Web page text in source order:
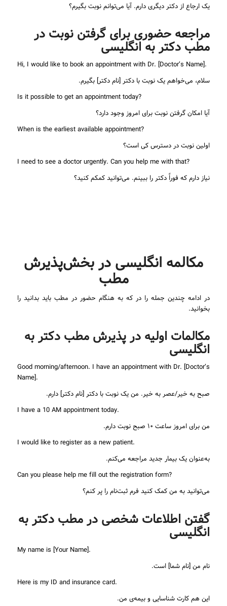
یک ارجاع از دکتر دیگری دارم. آیا می‌توانم نوبت بگیرم؟
مراجعه حضوری برای گرفتن نوبت در
مطب دکتر به انگلیسی
Hi, I would like to book an appointment with Dr. [Doctor’s Name].
سلام، می‌خواهم یک نوبت با دکتر [نام دکتر] بگیرم.
Is it possible to get an appointment today?
آیا امکان گرفتن نوبت برای امروز وجود دارد؟
When is the earliest available appointment?
اولین نوبت در دسترس کی است؟
I need to see a doctor urgently. Can you help me with that?
نیاز دارم که فوراً دکتر را ببینم. می‌توانید کمکم کنید؟
مکالمه انگلیسی در بخش‌پذیرش
مطب
در ادامه چندین جمله را در که به هنگام حضور در مطب باید بدانید را
بخوانید.
مکالمات اولیه در پذیرش مطب دکتر به
انگلیسی
Good morning/afternoon. I have an appointment with Dr. [Doctor’s
Name].
صبح به خیر/عصر به خیر. من یک نوبت با دکتر [نام دکتر] دارم.
I have a 10 AM appointment today.
من برای امروز ساعت ۱۰ صبح نوبت دارم.
I would like to register as a new patient.
به‌عنوان یک بیمار جدید مراجعه می‌کنم.
Can you please help me fill out the registration form?
می‌توانید به من کمک کنید فرم ثبت‌نام را پر کنم؟
گفتن اطلاعات شخصی در مطب دکتر به
انگلیسی
My name is [Your Name].
نام من [نام شما] است.
Here is my ID and insurance card.
این هم کارت شناسایی و بیمه‌ی من.